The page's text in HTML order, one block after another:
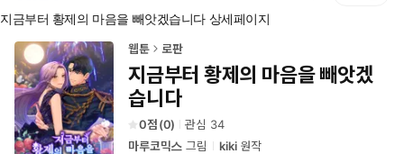
홈
로
이
동
지금부터 황제의 마음을 빼앗겠습니다 상세페이지
웹툰 로판
지금부터 황제의 마음을 빼앗겠
습니다
0 (0) 관심 34
마루코믹스 그림 kiki원작